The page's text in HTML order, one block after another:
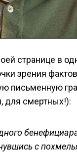
странице в
зрения
письменную
для смертных!):
с